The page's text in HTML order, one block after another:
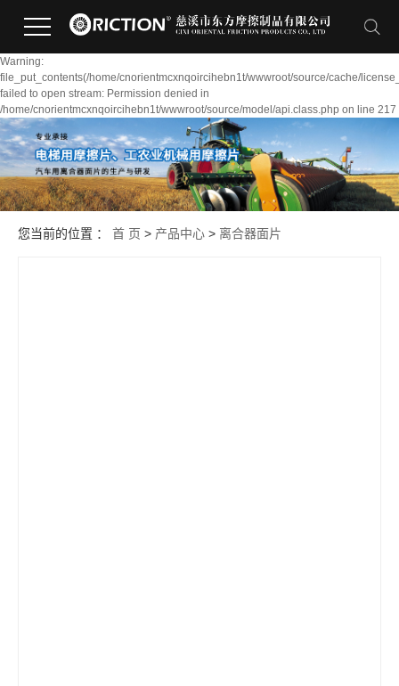
Warning:
file_put_contents(/home/cnorientmcxnqoircihebn1t/wwwroot/source/cache/
failed to open stream: Permission denied in
/home/cnorientmcxnqoircihebn1t/wwwroot/source/model/api.class.php on line 217
您当前的位置 ： 首 页 > 产品中心 > 离合器面片